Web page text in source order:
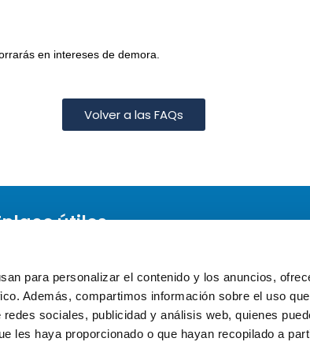
para personalizar el contenido y los anuncios,
Además, compartimos información sobre el uso
sociales, publicidad y análisis web, quienes
les haya proporcionado o que hayan recopilado a
en intereses de demora.
Volver a las FAQs
útiles
del sitio